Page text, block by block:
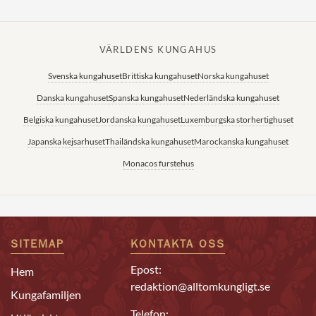
VÄRLDENS KUNGAHUS
Svenska kungahusetBrittiska kungahusetNorska kungahuset
Danska kungahusetSpanska kungahusetNederländska kungahuset
Belgiska kungahusetJordanska kungahusetLuxemburgska storhertighuset
Japanska kejsarhusetThailändska kungahusetMarockanska kungahuset
Monacos furstehus
SITEMAP
Hem
Kungafamiljen
KONTAKTA OSS
Epost:
redaktion@alltomkungligt.se